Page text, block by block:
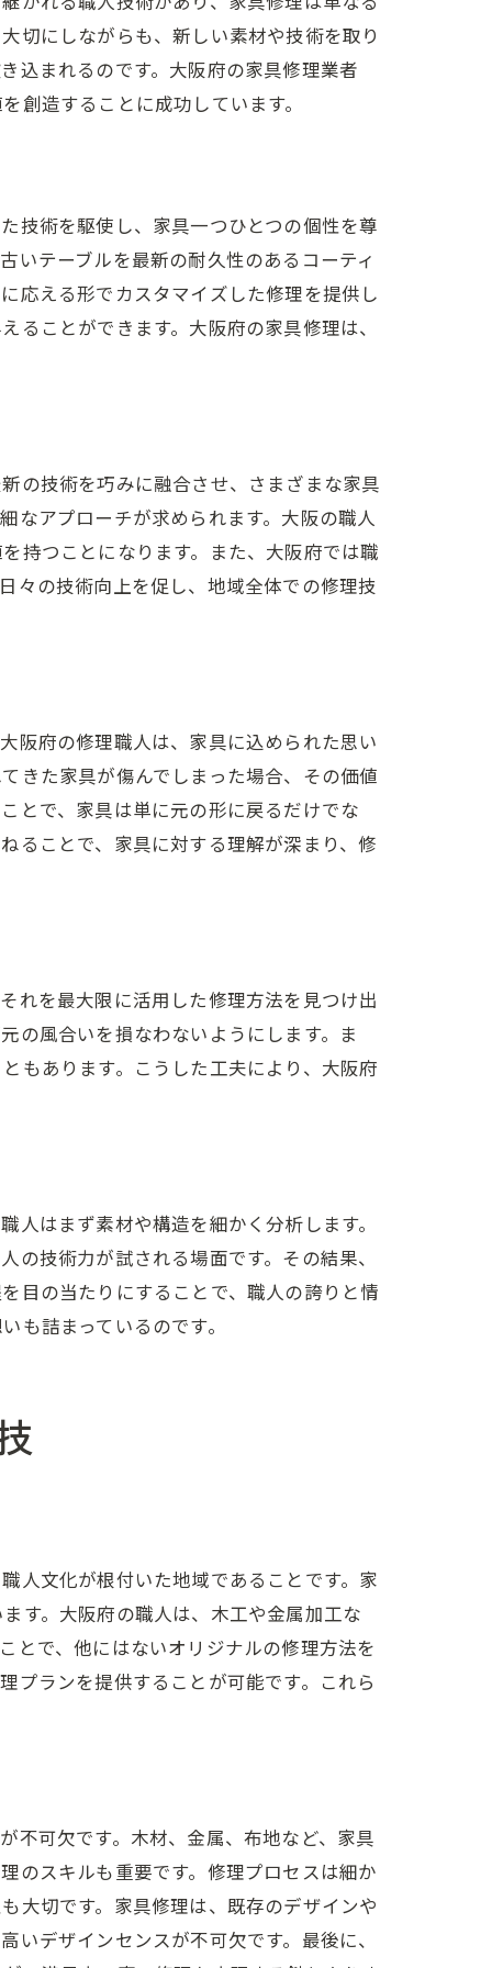
ン
切にしながらも、新しい素材や技術を取り
込まれるのです。大阪府の家具修理業者
創造することに成功しています。
技術を駆使し、家具一つひとつの個性を尊
いテーブルを最新の耐久性のあるコーティ
応える形でカスタマイズした修理を提供し
ことができます。大阪府の家具修理は、
の技術を巧みに融合させ、さまざまな家具
なアプローチが求められます。大阪の職人
持つことになります。また、大阪府では職
々の技術向上を促し、地域全体での修理技
阪府の修理職人は、家具に込められた思い
きた家具が傷んでしまった場合、その価値
とで、家具は単に元の形に戻るだけでな
ることで、家具に対する理解が深まり、修
れを最大限に活用した修理方法を見つけ出
の風合いを損なわないようにします。ま
もあります。こうした工夫により、大阪府
はまず素材や構造を細かく分析します。
技術力が試される場面です。その結果、
目の当たりにすることで、職人の誇りと情
も詰まっているのです。
人文化が根付いた地域であることです。家
す。大阪府の職人は、木工や金属加工な
とで、他にはないオリジナルの修理方法を
プランを提供することが可能です。これら
不可欠です。木材、金属、布地など、家具
のスキルも重要です。修理プロセスは細か
大切です。家具修理は、既存のデザインや
デザインセンスが不可欠です。最後に、